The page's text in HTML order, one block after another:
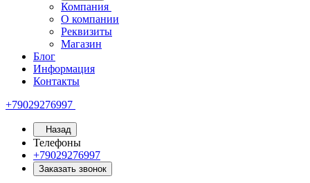
Компания
О компании
Реквизиты
Магазин
Блог
Информация
Контакты
+79029276997
Назад
Телефоны
+79029276997
Заказать звонок